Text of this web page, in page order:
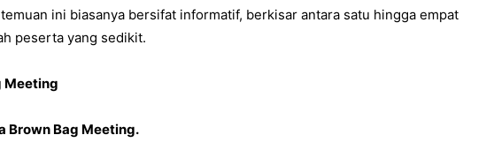
ini biasanya bersifat informatif, berkisar antara satu hingga empat
peserta yang sedikit.
Meeting
Brown Bag Meeting.